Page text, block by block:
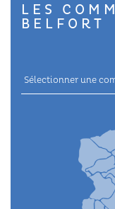
LES
BELFORT